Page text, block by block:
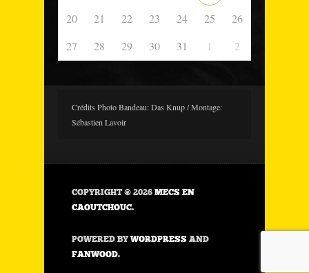
20
21 22 23 24 25
26
27
28 29 30 31 1 2
Crédits Photo Bandeau: Das Knup / Montage:
Sébastien Lavoir
COPYRIGHT © 2026 MECS EN
CAOUTCHOUC.
POWERED BYWORDPRESS AND
FANWOOD.